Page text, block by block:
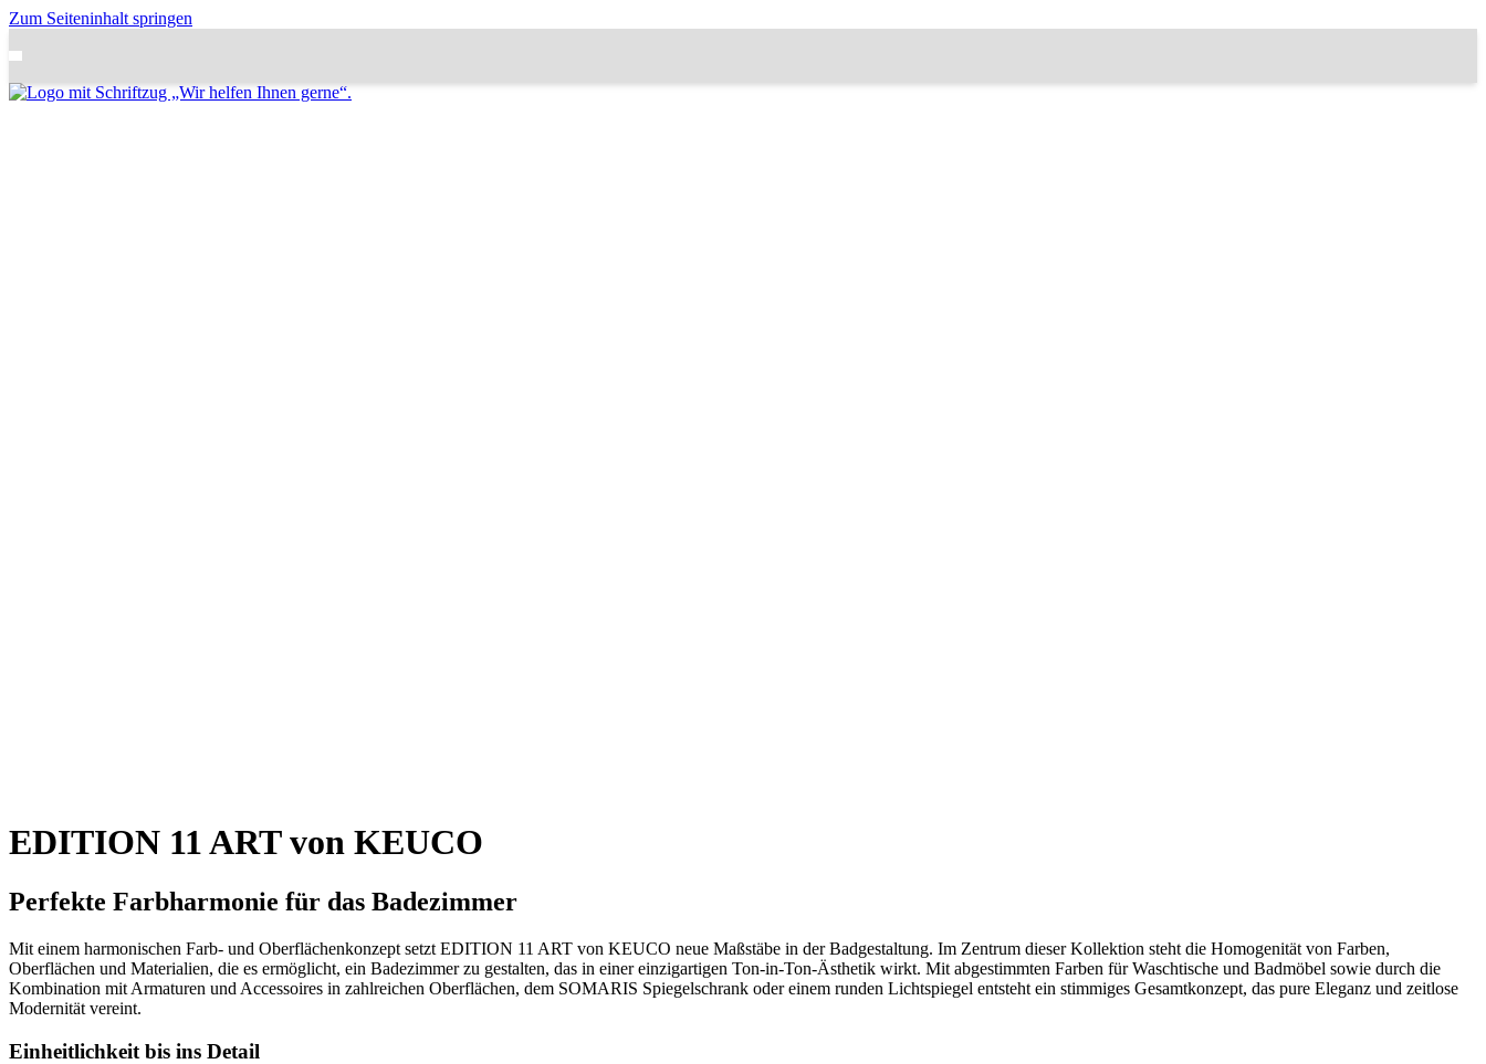
Zum Seiteninhalt springen
EDITION 11 ART von KEUCO
Perfekte Farbharmonie für das Badezimmer
Mit einem harmonischen Farb- und Oberflächenkonzept setzt EDITION 11 ART von KEUCO neue Maßstäbe in der Badgestaltung. Im Zentrum dieser Kollektion steht die Homogenität von Farben,
Oberflächen und Materialien, die es ermöglicht, ein Badezimmer zu gestalten, das in einer einzigartigen Ton-in-Ton-Ästhetik wirkt. Mit abgestimmten Farben für Waschtische und Badmöbel sowie durch die
Kombination mit Armaturen und Accessoires in zahlreichen Oberflächen, dem SOMARIS Spiegelschrank oder einem runden Lichtspiegel entsteht ein stimmiges Gesamtkonzept, das pure Eleganz und zeitlose
Modernität vereint.
Einheitlichkeit bis ins Detail